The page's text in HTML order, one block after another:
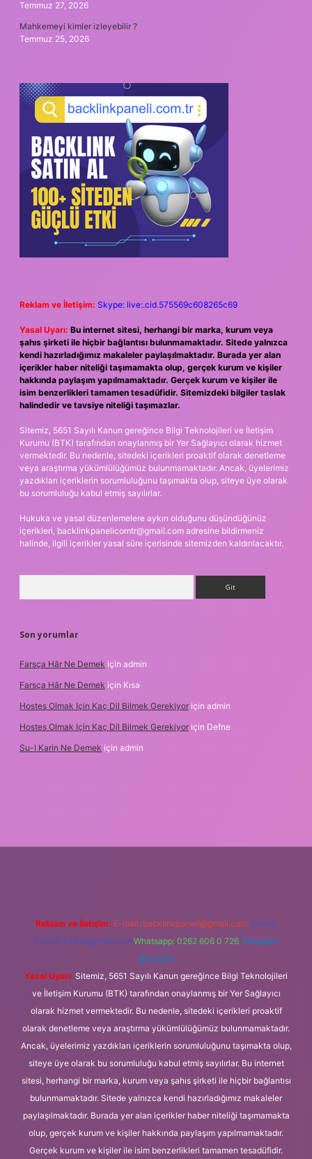
Temmuz 27, 2026
Mahkemeyi kimler izleyebilir ?
Temmuz 25, 2026
Reklam ve İletişim: Skype: live:.cid.575569c608265c69
Yasal Uyarı: Bu internet sitesi, herhangi bir marka, kurum veya
şahıs şirketi ile hiçbir bağlantısı bulunmamaktadır. Sitede yalnızca
kendi hazırladığımız makaleler paylaşılmaktadır. Burada yer alan
içerikler haber niteliği taşımamakta olup, gerçek kurum ve kişiler
hakkında paylaşım yapılmamaktadır. Gerçek kurum ve kişiler ile
isim benzerlikleri tamamen tesadüfidir. Sitemizdeki bilgiler taslak
halindedir ve tavsiye niteliği taşımazlar.
Sitemiz, 5651 Sayılı Kanun gereğince Bilgi Teknolojileri ve İletişim
Kurumu (BTK) tarafından onaylanmış bir Yer Sağlayıcı olarak hizmet
vermektedir. Bu nedenle, sitedeki içerikleri proaktif olarak denetleme
veya araştırma yükümlülüğümüz bulunmamaktadır. Ancak, üyelerimiz
yazdıkları içeriklerin sorumluluğunu taşımakta olup, siteye üye olarak
bu sorumluluğu kabul etmiş sayılırlar.
Hukuka ve yasal düzenlemelere aykırı olduğunu düşündüğünüz
içerikleri, backlinkpanelicomtr@gmail.com adresine bildirmeniz
halinde, ilgili içerikler yasal süre içerisinde sitemizden kaldırılacaktır.
Son yorumlar
Farsça Hâr Ne Demek için admin
Farsça Hâr Ne Demek için Kısa
Hostes Olmak Için Kaç Dil Bilmek Gerekiyor için admin
Hostes Olmak Için Kaç Dil Bilmek Gerekiyor için Defne
Su-I Karin Ne Demek için admin
Reklam ve İletişim: E-mail: backlinkpaneli@gmail.com Teams:
forumhizmeti@gmail.com Whatsapp: 0262 606 0 726 Telegram:
@karabul
Yasal Uyarı: Sitemiz, 5651 Sayılı Kanun gereğince Bilgi Teknolojileri
ve İletişim Kurumu (BTK) tarafından onaylanmış bir Yer Sağlayıcı
olarak hizmet vermektedir. Bu nedenle, sitedeki içerikleri proaktif
olarak denetleme veya araştırma yükümlülüğümüz bulunmamaktadır.
Ancak, üyelerimiz yazdıkları içeriklerin sorumluluğunu taşımakta olup,
siteye üye olarak bu sorumluluğu kabul etmiş sayılırlar. Bu internet
sitesi, herhangi bir marka, kurum veya şahıs şirketi ile hiçbir bağlantısı
bulunmamaktadır. Sitede yalnızca kendi hazırladığımız makaleler
paylaşılmaktadır. Burada yer alan içerikler haber niteliği taşımamakta
olup, gerçek kurum ve kişiler hakkında paylaşım yapılmamaktadır.
Gerçek kurum ve kişiler ile isim benzerlikleri tamamen tesadüfidir.